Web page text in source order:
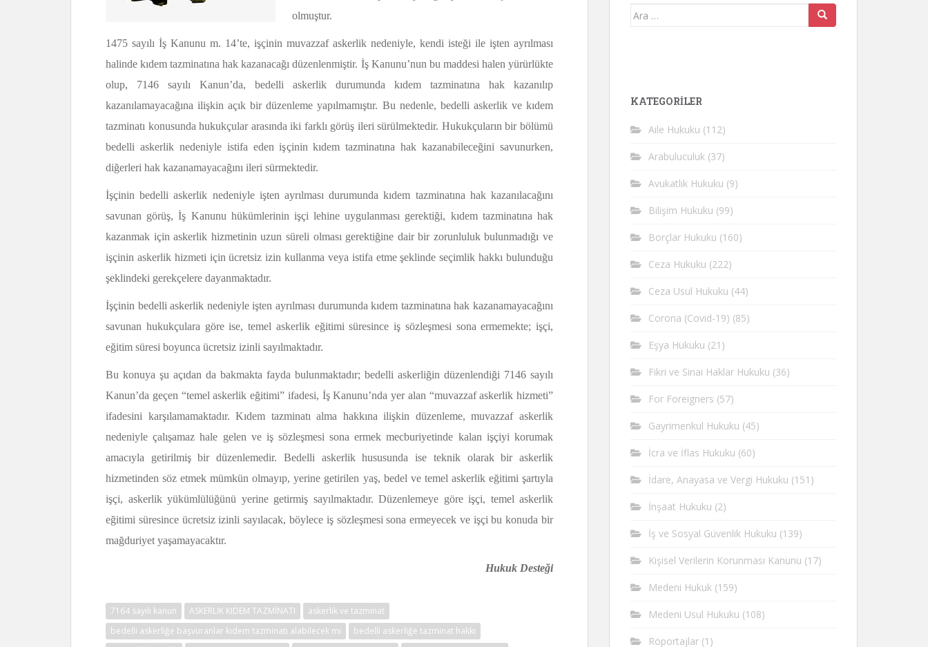
olmuştur.
1475 sayılı İş Kanunu m. 14’te, işçinin muvazzaf askerlik nedeniyle, kendi isteği ile işten ayrılması
halinde kıdem tazminatına hak kazanacağı düzenlenmiştir. İş Kanunu’nun bu maddesi halen yürürlükte
olup, 7146 sayılı Kanun’da, bedelli askerlik durumunda kıdem tazminatına hak kazanılıp
kazanılamayacağına ilişkin açık bir düzenleme yapılmamıştır. Bu nedenle, bedelli askerlik ve kıdem
tazminatı konusunda hukukçular arasında iki farklı görüş ileri sürülmektedir. Hukukçuların bir bölümü
bedelli askerlik nedeniyle istifa eden işçinin kıdem tazminatına hak kazanabileceğini savunurken,
diğerleri hak kazanamayacağını ileri sürmektedir.
İşçinin bedelli askerlik nedeniyle işten ayrılması durumunda kıdem tazminatına hak kazanılacağını
savunan görüş, İş Kanunu hükümlerinin işçi lehine uygulanması gerektiği, kıdem tazminatına hak
kazanmak için askerlik hizmetinin uzun süreli olması gerektiğine dair bir zorunluluk bulunmadığı ve
işçinin askerlik hizmeti için ücretsiz izin kullanma veya istifa etme şeklinde seçimlik hakkı bulunduğu
şeklindeki gerekçelere dayanmaktadır.
İşçinin bedelli askerlik nedeniyle işten ayrılması durumunda kıdem tazminatına hak kazanamayacağını
savunan hukukçulara göre ise, temel askerlik eğitimi süresince iş sözleşmesi sona ermemekte; işçi,
eğitim süresi boyunca ücretsiz izinli sayılmaktadır.
Bu konuya şu açıdan da bakmakta fayda bulunmaktadır; bedelli askerliğin düzenlendiği 7146 sayılı
Kanun’da geçen “temel askerlik eğitimi” ifadesi, İş Kanunu’nda yer alan “muvazzaf askerlik hizmeti”
ifadesini karşılamamaktadır. Kıdem tazminatı alma hakkına ilişkin düzenleme, muvazzaf askerlik
nedeniyle çalışamaz hale gelen ve iş sözleşmesi sona ermek mecburiyetinde kalan işçiyi korumak
amacıyla getirilmiş bir düzenlemedir. Bedelli askerlik hususunda ise teknik olarak bir askerlik
hizmetinden söz etmek mümkün olmayıp, yerine getirilen yaş, bedel ve temel askerlik eğitimi şartıyla
işçi, askerlik yükümlülüğünü yerine getirmiş sayılmaktadır. Düzenlemeye göre işçi, temel askerlik
eğitimi süresince ücretsiz izinli sayılacak, böylece iş sözleşmesi sona ermeyecek ve işçi bu konuda bir
mağduriyet yaşamayacaktır.
Hukuk Desteği
7164 sayılı kanun ASKERLİK KIDEM TAZMİNATI
askerlik ve tazminat
bedelli askerliğe başvuranlar kıdem tazminatı alabilecek mi
bedelli askerliğe tazminat hakkı
Arama
KATEGORİLER
Aile Hukuku (112)
Arabuluculuk (37)
Avukatlık Hukuku (9)
Bilişim Hukuku (99)
Borçlar Hukuku (160)
Ceza Hukuku (222)
Ceza Usul Hukuku (44)
Corona (Covid-19) (85)
Eşya Hukuku (21)
Fikri ve Sinai Haklar Hukuku (36)
For Foreigners (57)
Gayrimenkul Hukuku (45)
İcra ve İflas Hukuku (60)
İdare, Anayasa ve Vergi Hukuku (151)
İnşaat Hukuku (2)
İş ve Sosyal Güvenlik Hukuku (139)
Kişisel Verilerin Korunması Kanunu (17)
Medeni Hukuk (159)
Medeni Usul Hukuku (108)
Röportajlar (1)